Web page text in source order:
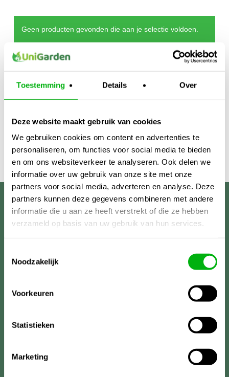
Toestemming Details Over
Deze website maakt gebruik van cookies
We gebruiken cookies om content en advertenties te
personaliseren, om functies voor social media te bieden
en om ons websiteverkeer te analyseren. Ook delen we
informatie over uw gebruik van onze site met onze
partners voor social media, adverteren en analyse. Deze
partners kunnen deze gegevens combineren met andere
informatie die u aan ze heeft verstrekt of die ze hebben
verzameld op basis van uw gebruik van hun services.
Noodzakelijk
Voorkeuren
Statistieken
Marketing
Geen producten gevonden die aan je selectie voldoen.
Unigarden